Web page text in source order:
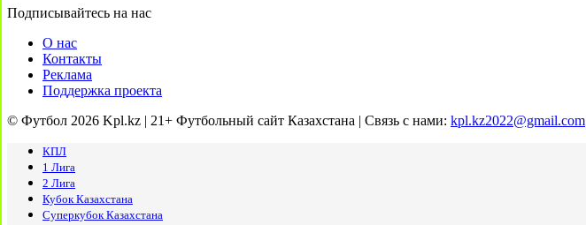
Подписывайтесь на нас
О нас
Контакты
Реклама
Поддержка проекта
© Футбол 2026 Kpl.kz | 21+ Футбольный сайт Казахстана | Связь с нами: kpl.kz2022@gmail.com
КПЛ
1 Лига
2 Лига
Кубок Казахстана
Суперкубок Казахстана